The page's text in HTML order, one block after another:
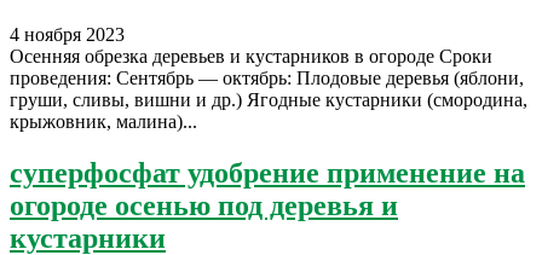
4 ноября 2023
Осенняя обрезка деревьев и кустарников в огороде Сроки
проведения: Сентябрь — октябрь: Плодовые деревья (яблони,
груши, сливы, вишни и др.) Ягодные кустарники (смородина,
крыжовник, малина)...
суперфосфат удобрение применение на
огороде осенью под деревья и
кустарники